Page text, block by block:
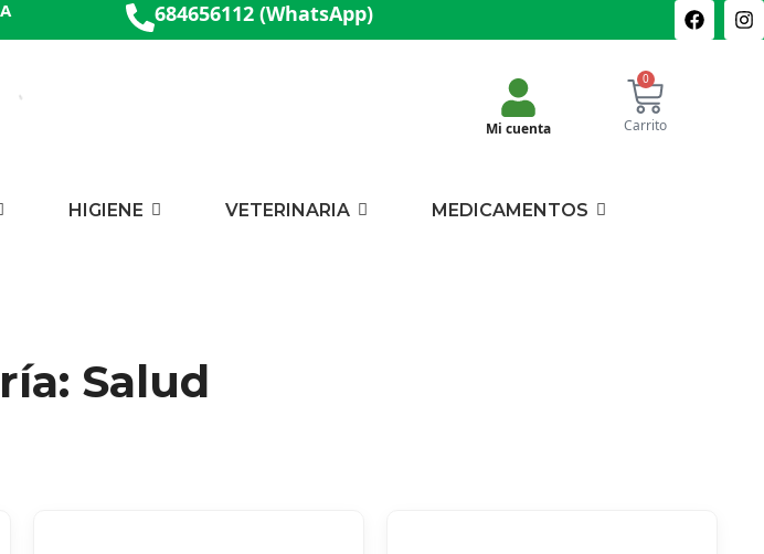
684656112 (WhatsApp)
Mi cuenta
0
Carrito
HIGIENE VETERINARIA MEDICAMENTOS
Salud